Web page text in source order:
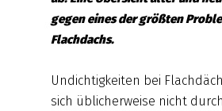
gegen eines der größten
Flachdachs.
Undichtigkeiten bei
sich üblicherweise nicht durch